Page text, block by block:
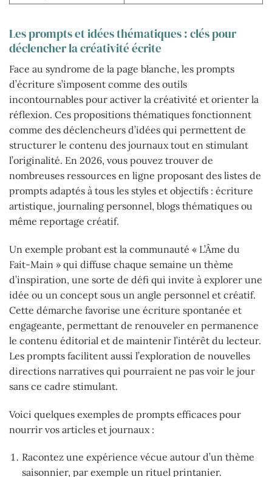
Les prompts et idées thématiques : clés pour
déclencher la créativité écrite
Face au syndrome de la page blanche, les prompts
d’écriture s’imposent comme des outils
incontournables pour activer la créativité et orienter la
réflexion. Ces propositions thématiques fonctionnent
comme des déclencheurs d’idées qui permettent de
structurer le contenu des journaux tout en stimulant
l’originalité. En 2026, vous pouvez trouver de
nombreuses ressources en ligne proposant des listes de
prompts adaptés à tous les styles et objectifs : écriture
artistique, journaling personnel, blogs thématiques ou
même reportage créatif.
Un exemple probant est la communauté « L’Âme du
Fait-Main » qui diffuse chaque semaine un thème
d’inspiration, une sorte de défi qui invite à explorer une
idée ou un concept sous un angle personnel et créatif.
Cette démarche favorise une écriture spontanée et
engageante, permettant de renouveler en permanence
le contenu éditorial et de maintenir l’intérêt du lecteur.
Les prompts facilitent aussi l’exploration de nouvelles
directions narratives qui pourraient ne pas voir le jour
sans ce cadre stimulant.
Voici quelques exemples de prompts efficaces pour
nourrir vos articles et journaux :
Racontez une expérience vécue autour d’un thème
saisonnier, par exemple un rituel printanier.